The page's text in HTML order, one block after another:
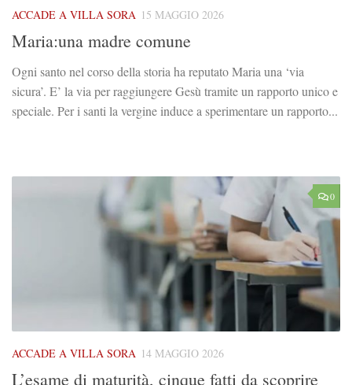
ACCADE A VILLA SORA 15 MAGGIO 2026
Maria:una madre comune
Ogni santo nel corso della storia ha reputato Maria una ‘via
sicura’. E’ la via per raggiungere Gesù tramite un rapporto unico e
speciale. Per i santi la vergine induce a sperimentare un rapporto...
0
ACCADE A VILLA SORA 14 MAGGIO 2026
L’esame di maturità, cinque fatti da scoprire